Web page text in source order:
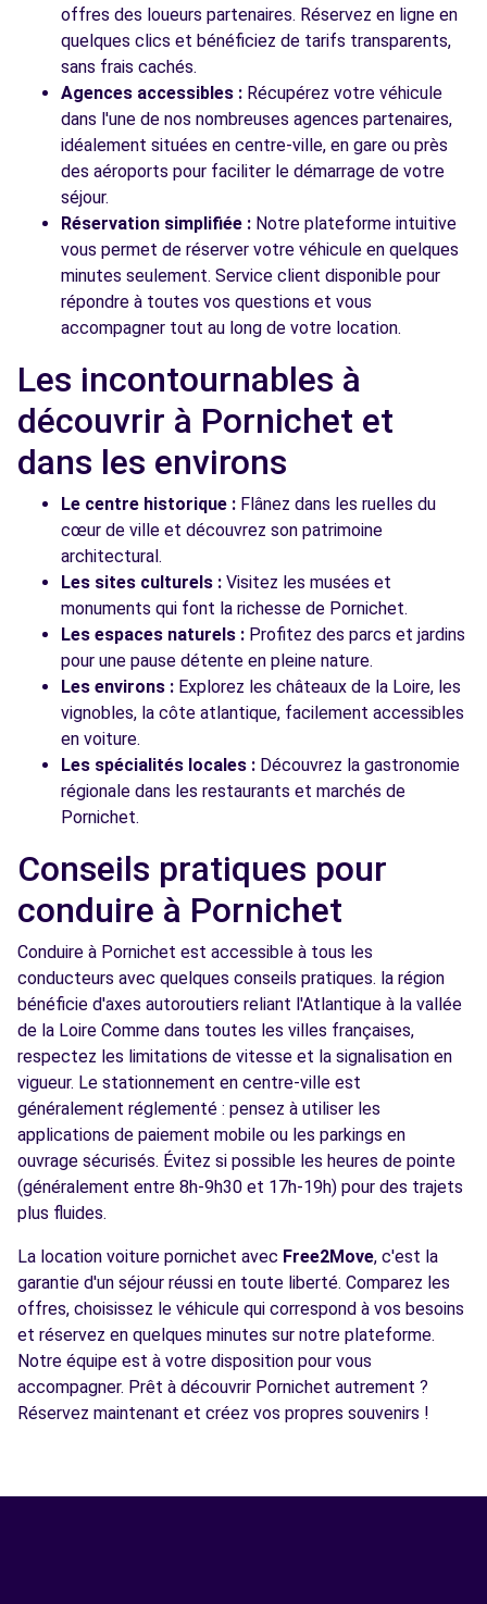
offres des loueurs partenaires. Réservez en ligne en
quelques clics et bénéficiez de tarifs transparents,
sans frais cachés.
Agences accessibles : Récupérez votre véhicule
dans l'une de nos nombreuses agences partenaires,
idéalement situées en centre-ville, en gare ou près
des aéroports pour faciliter le démarrage de votre
séjour.
Réservation simplifiée : Notre plateforme intuitive
vous permet de réserver votre véhicule en quelques
minutes seulement. Service client disponible pour
répondre à toutes vos questions et vous
accompagner tout au long de votre location.
Les incontournables à
découvrir à Pornichet et
dans les environs
Le centre historique : Flânez dans les ruelles du
cœur de ville et découvrez son patrimoine
architectural.
Les sites culturels : Visitez les musées et
monuments qui font la richesse de Pornichet.
Les espaces naturels : Profitez des parcs et jardins
pour une pause détente en pleine nature.
Les environs : Explorez les châteaux de la Loire, les
vignobles, la côte atlantique, facilement accessibles
en voiture.
Les spécialités locales : Découvrez la gastronomie
régionale dans les restaurants et marchés de
Pornichet.
Conseils pratiques pour
conduire à Pornichet
Conduire à Pornichet est accessible à tous les
conducteurs avec quelques conseils pratiques. la région
bénéficie d'axes autoroutiers reliant l'Atlantique à la vallée
de la Loire Comme dans toutes les villes françaises,
respectez les limitations de vitesse et la signalisation en
vigueur. Le stationnement en centre-ville est
généralement réglementé : pensez à utiliser les
applications de paiement mobile ou les parkings en
ouvrage sécurisés. Évitez si possible les heures de pointe
(généralement entre 8h-9h30 et 17h-19h) pour des trajets
plus fluides.
La location voiture pornichet avec Free2Move, c'est la
garantie d'un séjour réussi en toute liberté. Comparez les
offres, choisissez le véhicule qui correspond à vos besoins
et réservez en quelques minutes sur notre plateforme.
Notre équipe est à votre disposition pour vous
accompagner. Prêt à découvrir Pornichet autrement ?
Réservez maintenant et créez vos propres souvenirs !